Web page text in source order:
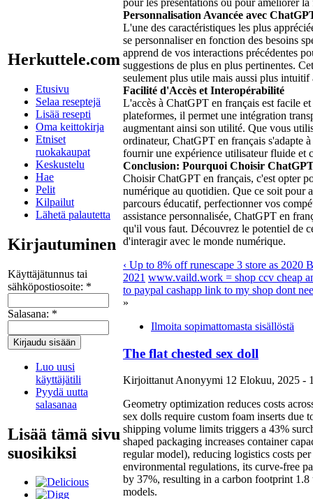
Herkuttele.com
Etusivu
Selaa reseptejä
Lisää resepti
Oma keittokirja
Etniset
ruokakaupat
Keskustelu
Hae
Pelit
Kilpailut
Lähetä palautetta
Kirjautuminen
Käyttäjätunnus tai
sähköpostiosoite: *
Salasana: *
Luo uusi
käyttäjätili
Pyydä uutta
salasanaa
Lisää tämä sivu
suosikiksi
Personnalisation Avancée avec
L'une des caractéristiques les plus
se personnaliser en fonction des besoins
apprend de vos interactions précédentes
suggestions de plus en plus pertinentes.
seulement plus utile mais aussi plus
Facilité d'Accès et Interopérabilité
L'accès à ChatGPT en français est facile
plateformes, il permet une intégration
augmentant ainsi son utilité. Que vous
ordinateur, ChatGPT en français s'adapte
fournir une expérience utilisateur fluide et
Conclusion: Pourquoi Choisir
Choisir ChatGPT en français, c'est opter
numérique au quotidien. Que ce soit pour
parcours éducatif, perfectionner vos
assistance personnalisée, ChatGPT en
qu'il vous faut. Découvrez le potentiel de
d'interagir avec le monde numérique.
‹ Up to 8% off runescape 3 store as
2021 www.vaild.work = shop ccv cheap
to paypal cashapp link to my shop dont
»
Ilmoita sopimattomasta sisällöstä
The flat chested sex doll
Kirjoittanut Anonyymi 12 Elokuu, 2025 -
Geometry optimization reduces costs
sex dolls require custom foam inserts due
shipping volume limits triggers a 43%
shaped packaging increases container
regular model), reducing logistics costs per
environmental regulations, its curve-free
by 37%, resulting in a carbon footprint
models.